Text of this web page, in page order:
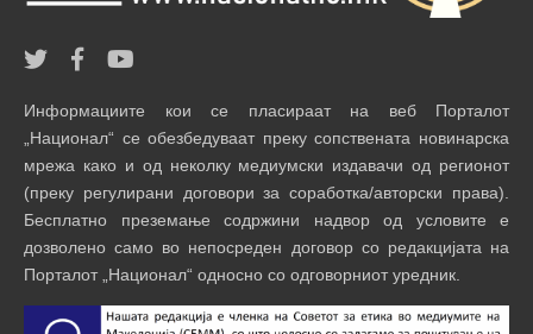
Информациите кои се пласираат на веб Порталот
„Национал“ се обезбедуваат преку сопствената новинарска
мрежа како и од неколку медиумски издавачи од регионот
(преку регулирани договори за соработка/авторски права).
Бесплатно преземање содржини надвор од условите е
дозволено само во непосреден договор со редакцијата на
Порталот „Национал“ односно со одговорниот уредник.